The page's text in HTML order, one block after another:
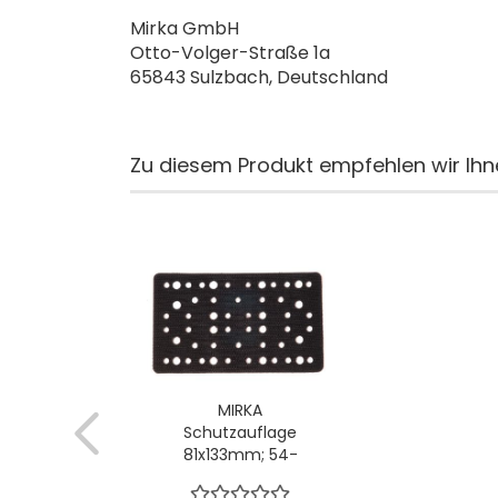
Mirka GmbH
Otto-Volger-Straße 1a
65843 Sulzbach, Deutschland
Zu diesem Produkt empfehlen wir
MIRKA
Schutzauflage
81x133mm; 54-